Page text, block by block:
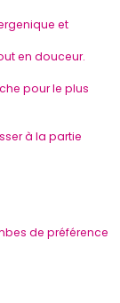
et
en douceur.
pour le plus
à la partie
de préférence